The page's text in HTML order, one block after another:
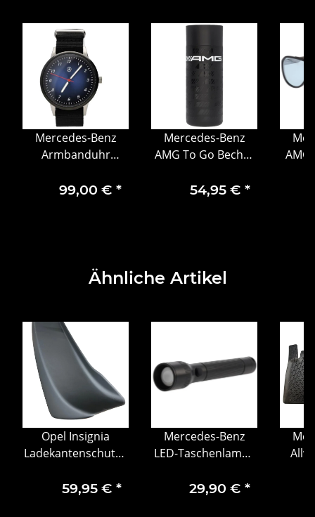
Mercedes-Benz
Armbanduhr
99,00 € *
Mercedes-Benz
AMG To Go Becher
Edelstahl/Polypropylen
54,95 € *
Ähnliche Artikel
Opel Insignia
Ladekantenschutz /
hinten 7400510
59,95 € *
Mercedes-Benz
LED-Taschenlampe
mit 3D Stern
29,90 € *